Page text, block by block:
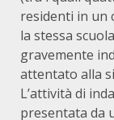
residenti in un
la stessa
gravemente
attentato alla
L’attività di
presentata da